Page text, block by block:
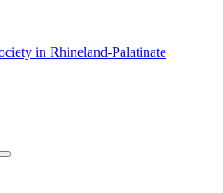
in Rhineland-Palatinate